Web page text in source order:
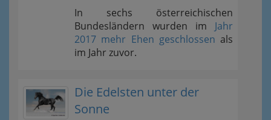
In sechs österreichischen
Bundesländern wurden im Jahr
2017 mehr Ehen geschlossen als
im Jahr zuvor.
Die Edelsten unter der
Sonne